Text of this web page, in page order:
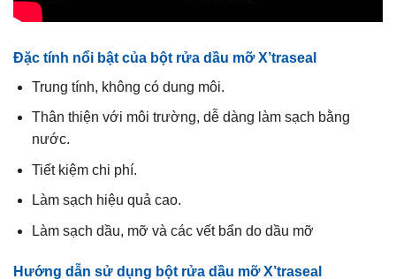
Đặc tính nổi bật của bột rửa dầu mỡ X’traseal
Trung tính, không có dung môi.
Thân thiện với môi trường, dễ dàng làm sạch bằng
nước.
Tiết kiệm chi phí.
Làm sạch hiệu quả cao.
Làm sạch dầu, mỡ và các vết bẩn do dầu mỡ
Hướng dẫn sử dụng bột rửa dầu mỡ X’traseal